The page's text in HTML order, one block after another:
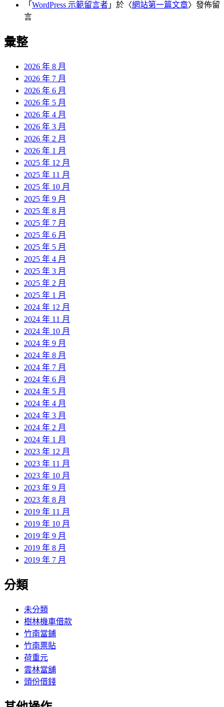
「 WordPress 示範留言者 」於〈網站第一篇文章〉發佈留
言
彙整
2026 年 8 月
2026 年 7 月
2026 年 6 月
2026 年 5 月
2026 年 4 月
2026 年 3 月
2026 年 2 月
2026 年 1 月
2025 年 12 月
2025 年 11 月
2025 年 10 月
2025 年 9 月
2025 年 8 月
2025 年 7 月
2025 年 6 月
2025 年 5 月
2025 年 4 月
2025 年 3 月
2025 年 2 月
2025 年 1 月
2024 年 12 月
2024 年 11 月
2024 年 10 月
2024 年 9 月
2024 年 8 月
2024 年 7 月
2024 年 6 月
2024 年 5 月
2024 年 4 月
2024 年 3 月
2024 年 2 月
2024 年 1 月
2023 年 12 月
2023 年 11 月
2023 年 10 月
2023 年 9 月
2023 年 8 月
2019 年 11 月
2019 年 10 月
2019 年 9 月
2019 年 8 月
2019 年 7 月
分類
未分類
樹林機車借款
竹南當鋪
竹南票貼
荷重元
雲林當舖
頭份借錢